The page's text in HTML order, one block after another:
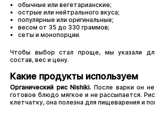
обычные или вегетарианские;
острые или нейтрального вкуса;
популярные или оригинальные;
весом от 35 до 330 граммов;
сеты и монопорции.
Чтобы выбор стал проще, мы указали
состав, вес и цену.
Какие продукты используем
Органический рис Nishiki. После варки он
готовое блюдо мягкое и не рассыпается.
клетчатку, она полезна для пищеварения и